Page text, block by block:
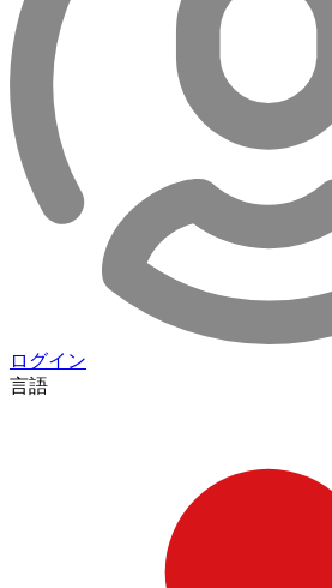
ログイン
言語